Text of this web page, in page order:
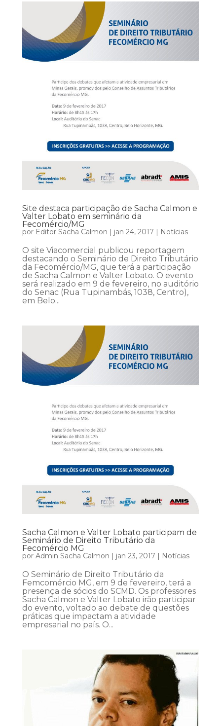
Site destaca participação de Sacha Calmon e
Valter Lobato em seminário da
Fecomércio/MG
por Editor Sacha Calmon | jan 24, 2017 | Notícias
O site Viacomercial publicou reportagem
destacando o Seminário de Direito Tributário
da Fecomércio/MG, que terá a participação
de Sacha Calmon e Valter Lobato. O evento
será realizado em 9 de fevereiro, no auditório
do Senac (Rua Tupinambás, 1038, Centro),
em Belo...
Sacha Calmon e Valter Lobato participam de
Seminário de Direito Tributário da
Fecomércio MG
por Admin Sacha Calmon | jan 23, 2017 | Notícias
O Seminário de Direito Tributário da
Femcomércio MG, em 9 de fevereiro, terá a
presença de sócios do SCMD. Os professores
Sacha Calmon e Valter Lobato irão participar
do evento, voltado ao debate de questões
práticas que impactam a atividade
empresarial no país. O...